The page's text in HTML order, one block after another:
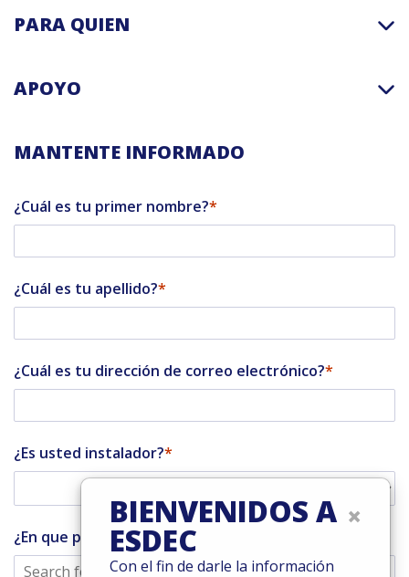
PARA QUIEN
APOYO
MANTENTE INFORMADO
¿Cuál es tu primer nombre?
¿Cuál es tu apellido?
¿Cuál es tu dirección de correo electrónico?
¿Es usted instalador?
¿En que país vives?
×
BIENVENIDOS A
ESDEC
Con el fin de darle la información